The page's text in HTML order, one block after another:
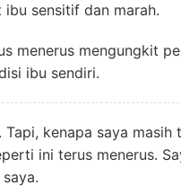
sensitif dan marah.
menerus mengungkit
ibu sendiri.
Tapi, kenapa saya
ini terus menerus.